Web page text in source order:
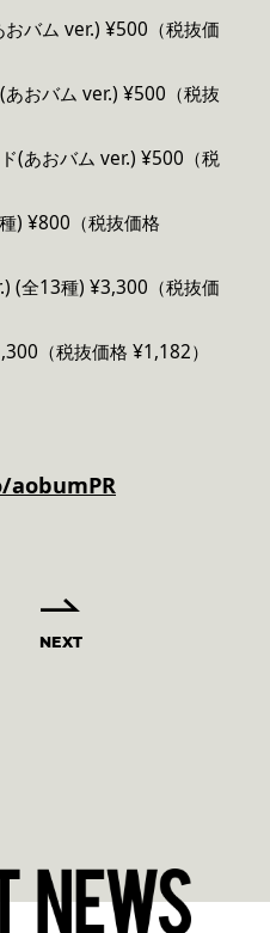
おバム ver.) ¥500（税抜価
あおバム ver.) ¥500（税抜
(あおバム ver.) ¥500（税
) ¥800（税抜価格
(全13種) ¥3,300（税抜価
（税抜価格 ¥1,182）
NEXT